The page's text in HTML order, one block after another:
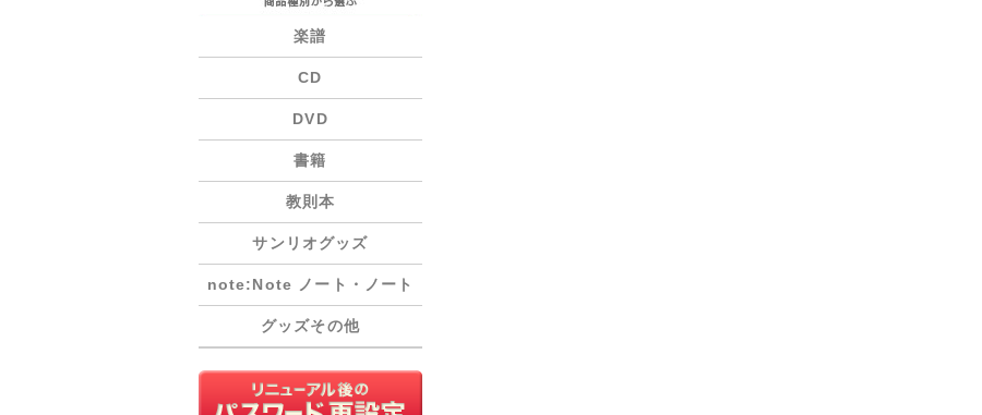
楽譜
CD
DVD
書籍
教則本
サンリオグッズ
note:Note ノート・ノート
グッズその他